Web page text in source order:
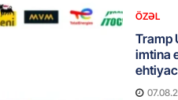
ÖZƏL
Tramp
imtina